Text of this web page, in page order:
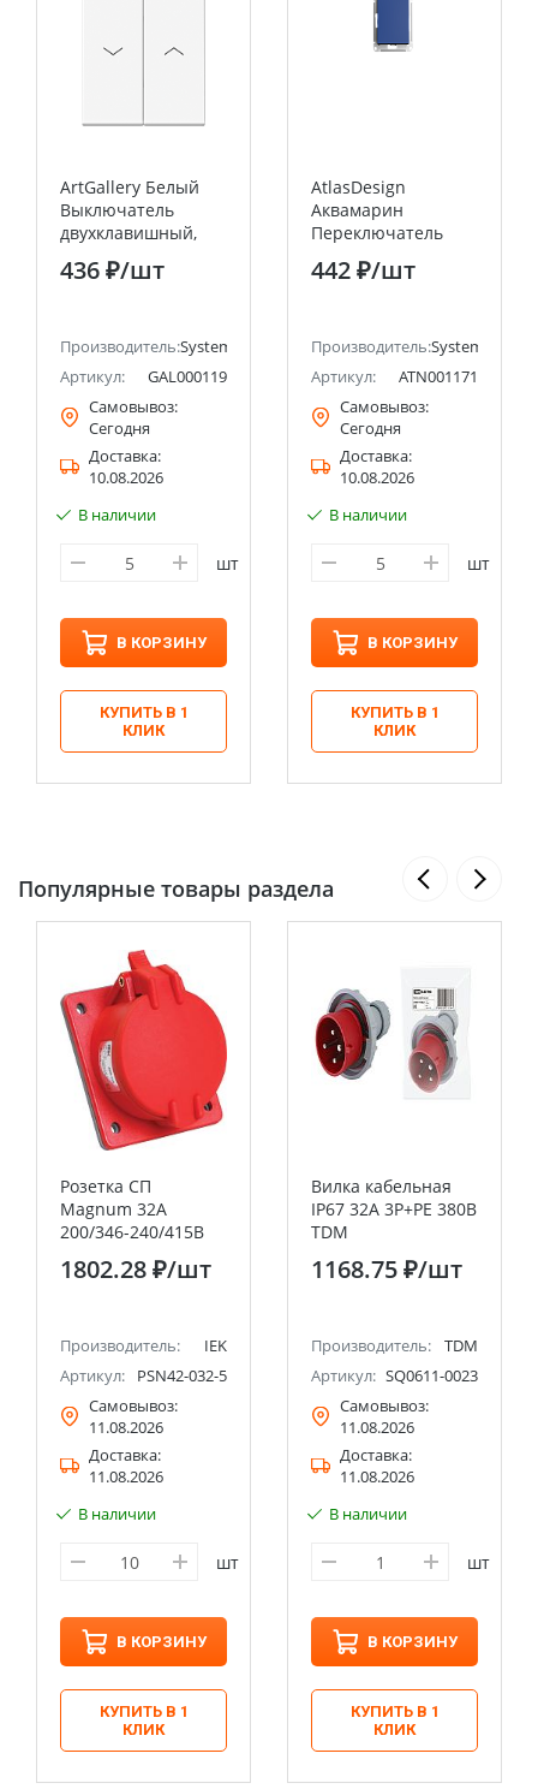
ArtGallery Белый
Выключатель
двухклавишный,
для жалюзи, 2х сх.4,
10А, механизм
436 ₽/шт
Производитель:Systeme Electric (ранее Schneider Electric)
Артикул:
GAL000119
Самовывоз:
Сегодня
Доставка:
10.08.2026
В наличии
шт
В КОРЗИНУ
КУПИТЬ В 1
КЛИК
AtlasDesign
Аквамарин
Переключатель
перекрестный сх.7,
10АХ Systeme
442 ₽/шт
Производитель:Systeme
Артикул:
ATN001171
Самовывоз:
Сегодня
Доставка:
10.08.2026
В наличии
шт
В КОРЗИНУ
КУПИТЬ В 1
КЛИК
Популярные товары раздела
Розетка СП
Magnum 32А
200/346-240/415В
3P+PE+N 6ч
ССИ-425 IP44 IEK
1802.28 ₽/шт
Производитель:
IEK
Артикул:
PSN42-032-5
Самовывоз:
11.08.2026
Доставка:
11.08.2026
В наличии
шт
В КОРЗИНУ
КУПИТЬ В 1
КЛИК
Вилка кабельная
IP67 32А 3Р+РЕ 380В
TDM
1168.75 ₽/шт
Производитель:
TDM
Артикул: SQ0611-0023
Самовывоз:
11.08.2026
Доставка:
11.08.2026
В наличии
шт
В КОРЗИНУ
КУПИТЬ В 1
КЛИК